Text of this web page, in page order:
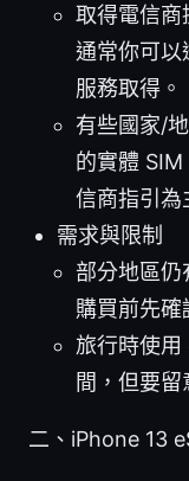
取得電信商
通常你可以
服務取得。
有些國家/
的實體
信商指引為
需求與限制
部分地區仍
購買前先確
旅行時使
間，但要留
二、iPhone 13